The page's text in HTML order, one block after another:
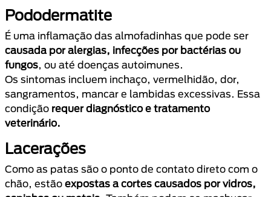
Pododermatite
É uma inflamação das almofadinhas que pode ser
causada por alergias, infecções por bactérias ou
fungos, ou até doenças autoimunes.
Os sintomas incluem inchaço, vermelhidão, dor,
sangramentos, mancar e lambidas excessivas. Essa
condição requer diagnóstico e tratamento
veterinário.
Lacerações
Como as patas são o ponto de contato direto com o
chão, estão expostas a cortes causados por vidros,